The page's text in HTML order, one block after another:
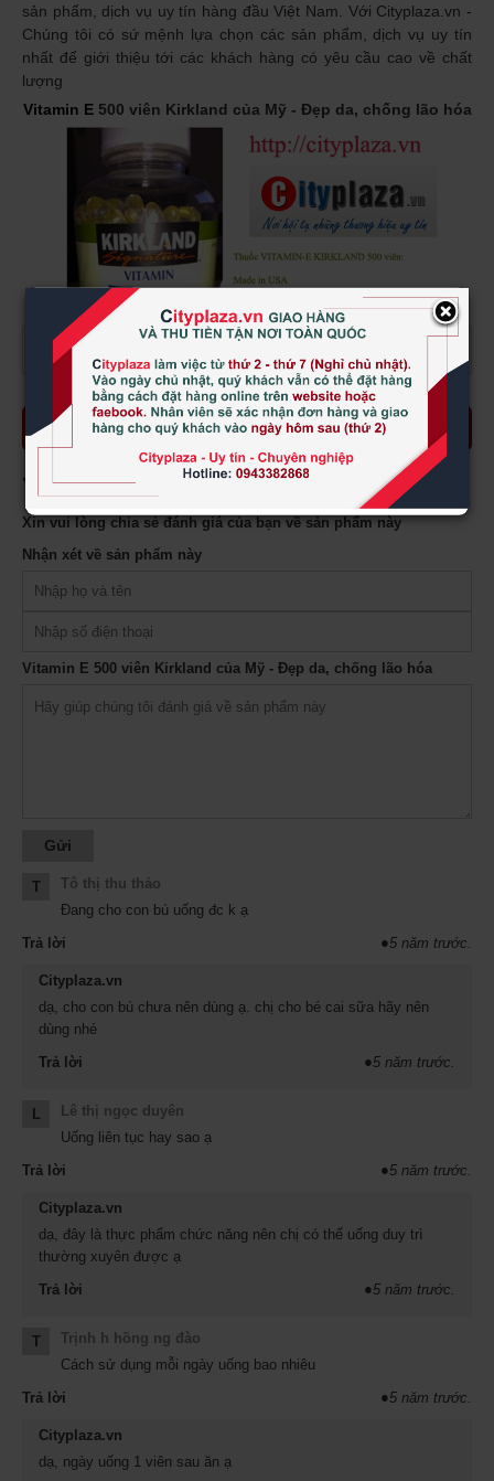
sản phẩm, dịch vụ uy tín hàng đầu Việt Nam. Với Cityplaza.vn -
Chúng tôi có sứ mệnh lựa chọn các sản phẩm, dịch vụ uy tín
nhất để giới thiệu tới các khách hàng có yêu cầu cao về chất
lượng
Vitamin E500 viên Kirkland của Mỹ - Đẹp da, chống lão hóa
Vitamin E 500 viên Kirkland của Mỹ - Mẫu cũ
Đặt mua
Ý kiến khách hàng ( )
Xin vui lòng chia sẻ đánh giá của bạn về sản phẩm này
Nhận xét về sản phẩm này
Vitamin E 500 viên Kirkland của Mỹ - Đẹp da, chống lão hóa
T
Tô thị thu thảo
Đang cho con bú uống đc k ạ
Trả lời
●5 năm trước.
Cityplaza.vn
dạ, cho con bú chưa nên dùng ạ. chị cho bé cai sữa hãy nên
dùng nhé
Trả lời
●5 năm trước.
L
Lê thị ngọc duyên
Uống liên tục hay sao ạ
Trả lời
●5 năm trước.
Cityplaza.vn
dạ, đây là thực phẩm chức năng nên chị có thể uống duy trì
thường xuyên được ạ
Trả lời
●5 năm trước.
T
Trịnh h hồng ng đào
Cách sử dụng mỗi ngày uống bao nhiêu
Trả lời
●5 năm trước.
Cityplaza.vn
dạ, ngày uống 1 viên sau ăn ạ
×